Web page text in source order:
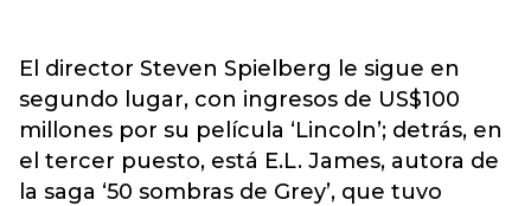
El director Steven Spielberg le sigue en
segundo lugar, con ingresos de US$100
millones por su película ‘Lincoln’; detrás, en
el tercer puesto, está E.L. James, autora de
la saga ‘50 sombras de Grey’, que tuvo